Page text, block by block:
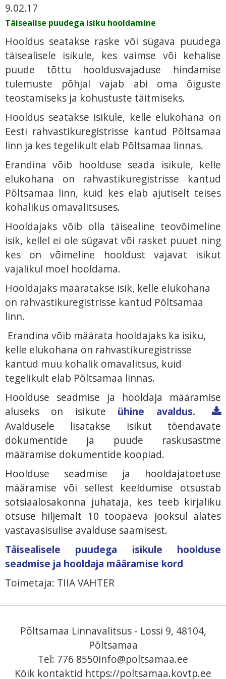
9.02.17
Täisealise puudega isiku hooldamine
Hooldus seatakse raske või sügava puudega
täisealisele isikule, kes vaimse või kehalise
puude tõttu hooldusvajaduse hindamise
tulemuste põhjal vajab abi oma õiguste
teostamiseks ja kohustuste täitmiseks.
Hooldus seatakse isikule, kelle elukohana on
Eesti rahvastikuregistrisse kantud Põltsamaa
linn ja kes tegelikult elab Põltsamaa linnas.
Erandina võib hoolduse seada isikule, kelle
elukohana on rahvastikuregistrisse kantud
Põltsamaa linn, kuid kes elab ajutiselt teises
kohalikus omavalitsuses.
Hooldajaks võib olla täisealine teovõimeline
isik, kellel ei ole sügavat või rasket puuet ning
kes on võimeline hooldust vajavat isikut
vajalikul moel hooldama.
Hooldajaks määratakse isik, kelle elukohana
on rahvastikuregistrisse kantud Põltsamaa
linn.
Erandina võib määrata hooldajaks ka isiku,
kelle elukohana on rahvastikuregistrisse
kantud muu kohalik omavalitsus, kuid
tegelikult elab Põltsamaa linnas.
Hoolduse seadmise ja hooldaja määramise
aluseks on isikute ühine avaldus.
Avaldusele lisatakse isikut tõendavate
dokumentide ja puude raskusastme
määramise dokumentide koopiad.
Hoolduse seadmise ja hooldajatoetuse
määramise või sellest keeldumise otsustab
sotsiaalosakonna juhataja, kes teeb kirjaliku
otsuse hiljemalt 10 tööpäeva jooksul alates
vastavasisulise avalduse saamisest.
Täisealisele puudega isikule hoolduse
seadmise ja hooldaja määramise kord
Toimetaja: TIIA VAHTER
Põltsamaa Linnavalitsus - Lossi 9, 48104,
Põltsamaa
Tel: 776 8550info@poltsamaa.ee
Kõik kontaktid https://poltsamaa.kovtp.ee